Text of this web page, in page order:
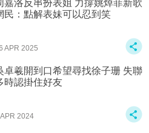
嘉洛反串扮表姐 力撐姚焯菲新歌
民：點解表妹可以忍到笑
APR 2025
卓羲開到口希望尋找徐子珊 失聯
時認掛住好友
2024